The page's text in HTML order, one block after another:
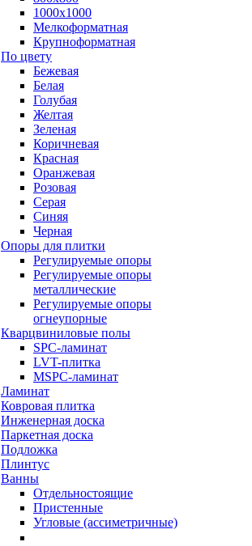
1000х1000
Мелкоформатная
Крупноформатная
По цвету
Бежевая
Белая
Голубая
Желтая
Зеленая
Коричневая
Красная
Оранжевая
Розовая
Серая
Синяя
Черная
Опоры для плитки
Регулируемые опоры
Регулируемые опоры
металлические
Регулируемые опоры
огнеупорные
Кварцвиниловые полы
SPC-ламинат
LVT-плитка
MSPC-ламинат
Ламинат
Ковровая плитка
Инженерная доска
Паркетная доска
Подложка
Плинтус
Ванны
Отдельностоящие
Пристенные
Угловые (ассиметричные)